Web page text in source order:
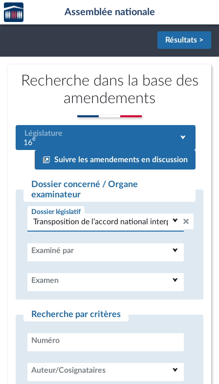
Aller au contenu
Aller en bas de la page
Accèder
à la
page
Assemblée nationale
Résultats >
Recherche dans la base des
amendements
Législature
16e
Suivre les amendements en discussion
Dossier concerné / Organe
examinateur
Dossier législatif
Examiné par
Examen
Recherche par critères
Numéro
Auteur/Cosignataires